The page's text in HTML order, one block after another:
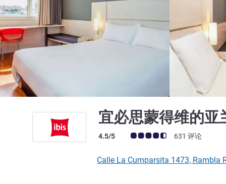
宜必思蒙得维的
客户意见评级 (ALL 评级)
4.5/5 631 评论
Calle La Cumparsita 1473,